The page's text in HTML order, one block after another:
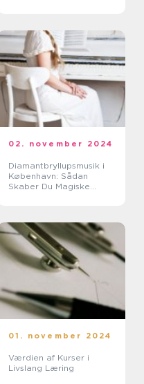
02. november 2024
Diamantbryllupsmusik i
København: Sådan
Skaber Du Magiske
01. november 2024
Værdien af Kurser i
Livslang Læring